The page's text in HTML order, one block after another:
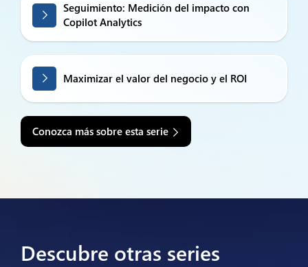
Seguimiento: Medición del impacto con
Copilot Analytics
Maximizar el valor del negocio y el ROI
Conozca más sobre esta serie
Descubre otras series